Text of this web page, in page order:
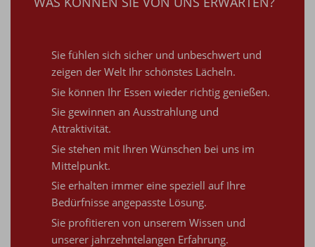
Sie fühlen sich sicher und unbeschwert und
zeigen der Welt Ihr schönstes Lächeln.
Sie können Ihr Essen wieder richtig genießen.
Sie gewinnen an Ausstrahlung und
Attraktivität.
Sie stehen mit Ihren Wünschen bei uns im
Mittelpunkt.
Sie erhalten immer eine speziell auf Ihre
Bedürfnisse angepasste Lösung.
Sie profitieren von unserem Wissen und
unserer jahrzehntelangen Erfahrung.